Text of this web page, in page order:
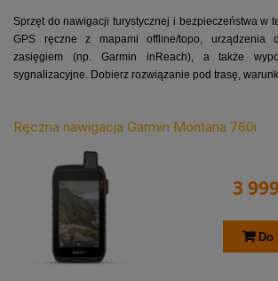
Sprzęt do nawigacji turystycznej i bezpieczeństwa w
GPS ręczne z mapami offline/topo, urządzenia
zasięgiem (np. Garmin inReach), a także
sygnalizacyjne. Dobierz rozwiązanie pod trasę,
Ręczna nawigacja Garmin Montana 760i
3
Do